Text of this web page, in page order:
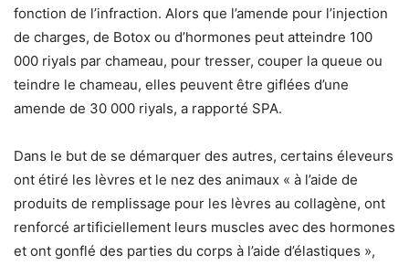
fonction de l’infraction. Alors que l’amende pour l’injection
de charges, de Botox ou d’hormones peut atteindre 100
000 riyals par chameau, pour tresser, couper la queue ou
teindre le chameau, elles peuvent être giflées d’une
amende de 30 000 riyals, a rapporté SPA.
Dans le but de se démarquer des autres, certains éleveurs
ont étiré les lèvres et le nez des animaux « à l’aide de
produits de remplissage pour les lèvres au collagène, ont
renforcé artificiellement leurs muscles avec des hormones
et ont gonflé des parties du corps à l’aide d’élastiques »,